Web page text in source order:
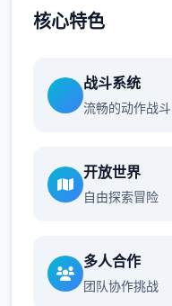
核心特色
战斗系统
流畅的动作战斗
开放世界
自由探索冒险
多人合作
团队协作挑战